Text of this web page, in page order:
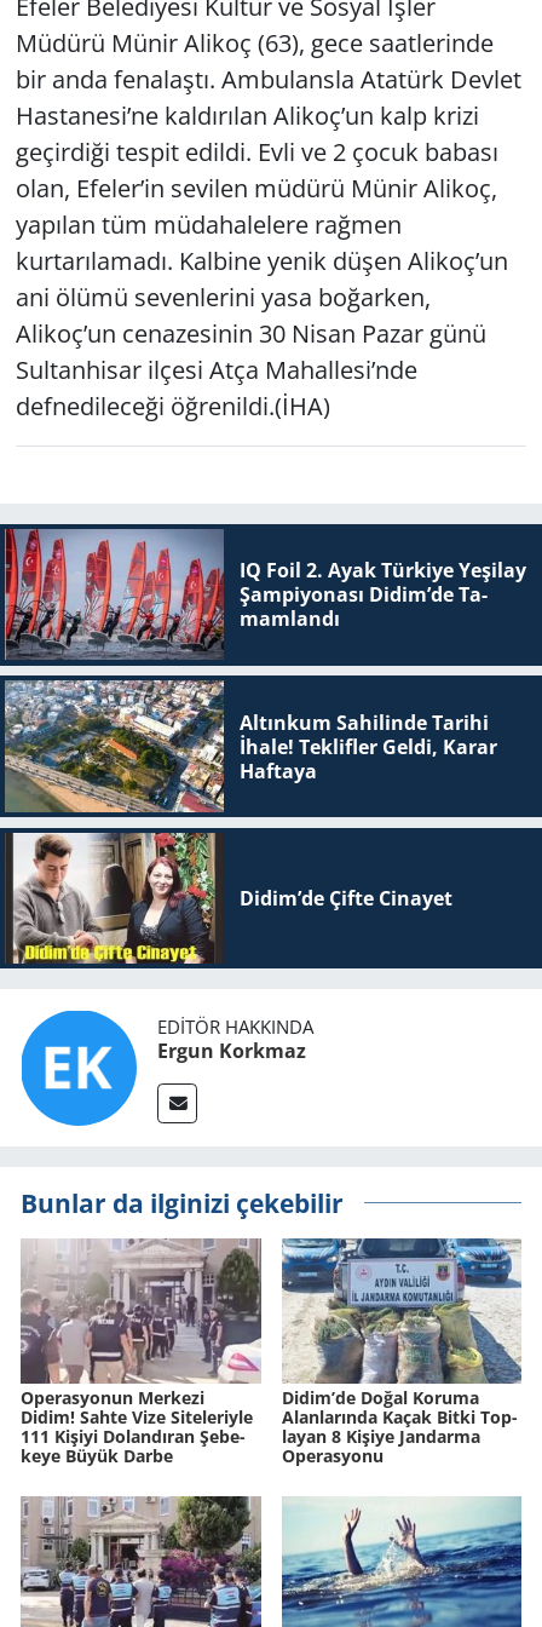
Efeler Belediyesi Kültür ve Sosyal İşler
Müdürü Münir Alikoç (63), gece saatlerinde
bir anda fenalaştı. Ambulansla Atatürk Devlet
Hastanesi’ne kaldırılan Alikoç’un kalp krizi
geçirdiği tespit edildi. Evli ve 2 çocuk babası
olan, Efeler’in sevilen müdürü Münir Alikoç,
yapılan tüm müdahalelere rağmen
kurtarılamadı. Kalbine yenik düşen Alikoç’un
ani ölümü sevenlerini yasa boğarken,
Alikoç’un cenazesinin 30 Nisan Pazar günü
Sultanhisar ilçesi Atça Mahallesi’nde
defnedileceği öğrenildi.(İHA)
IQ Foil 2. Ayak Tür­ki­ye Ye­şi­lay
Şam­pi­yo­na­sı Didim’de Ta­
mam­lan­dı
Altınkum Sahilinde Tarihi
İhale! Teklifler Geldi, Karar
Haftaya
Didim’de Çifte Ci­na­yet
EDITÖR HAKKINDA
Ergun Korkmaz
Bunlar da ilginizi çekebilir
Ope­ras­yo­nun Mer­ke­zi
Didim! Sahte Vize Si­te­le­riy­le
111 Ki­şi­yi Do­lan­dı­ran Şe­be­
ke­ye Büyük Darbe
Didim’de Doğal Ko­ru­ma
Alan­la­rın­da Kaçak Bitki Top­
la­yan 8 Ki­şi­ye Jan­dar­ma
Ope­ras­yo­nu
Yerel